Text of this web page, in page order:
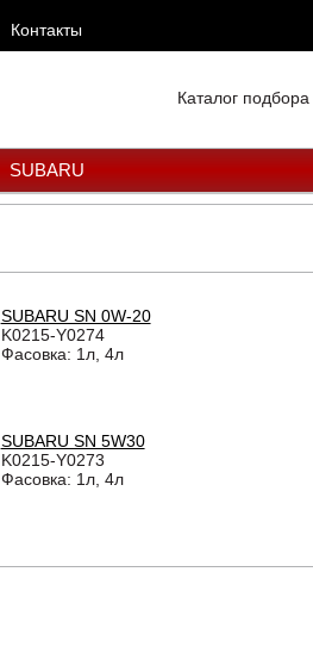
Контакты
Каталог подбора
SUBARU
SUBARU SN 0W-20
K0215-Y0274
Фасовка: 1л, 4л
SUBARU SN 5W30
K0215-Y0273
Фасовка: 1л, 4л